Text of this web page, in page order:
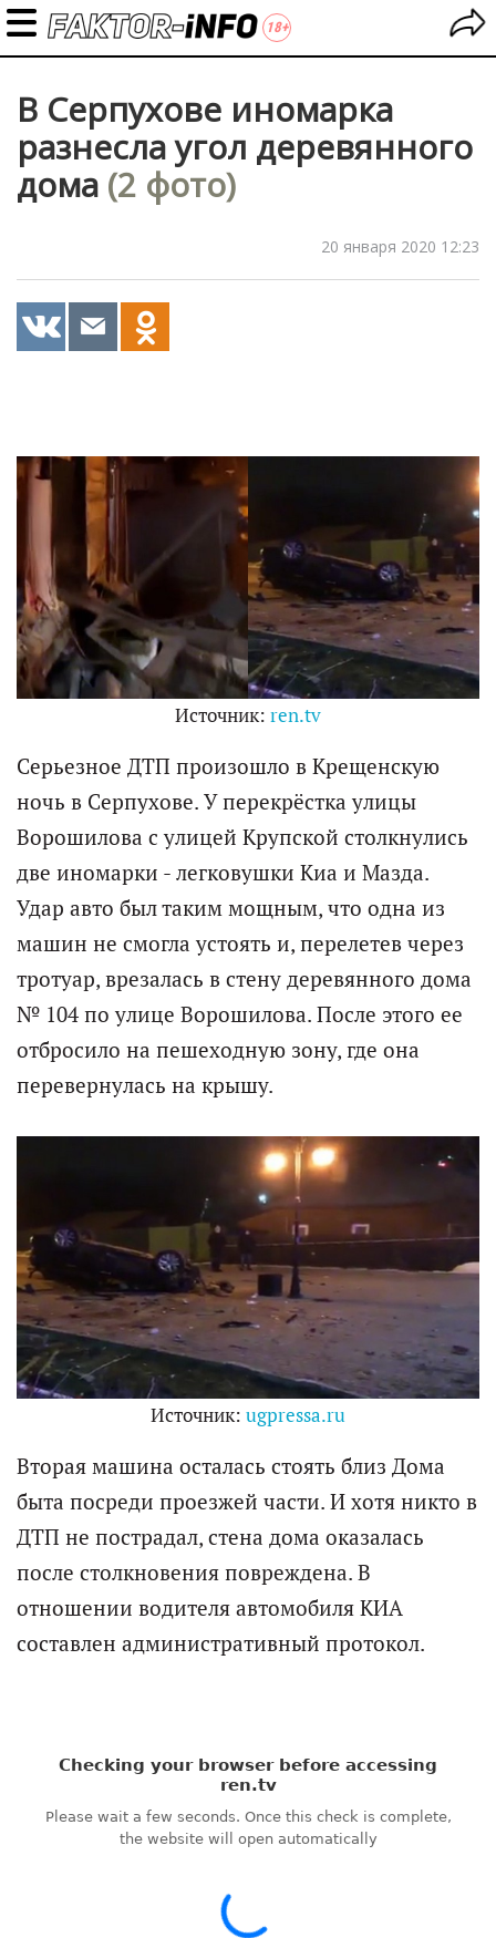
В Серпухове иномарка
разнесла угол деревянного
дома (2 фото)
20 января 2020 12:23
Источник: ren.tv
Серьезное ДТП произошло в Крещенскую
ночь в Серпухове. У перекрёстка улицы
Ворошилова с улицей Крупской столкнулись
две иномарки - легковушки Киа и Мазда.
Удар авто был таким мощным, что одна из
машин не смогла устоять и, перелетев через
тротуар, врезалась в стену деревянного дома
№ 104 по улице Ворошилова. После этого ее
отбросило на пешеходную зону, где она
перевернулась на крышу.
Источник: ugpressa.ru
Вторая машина осталась стоять близ Дома
быта посреди проезжей части. И хотя никто в
ДТП не пострадал, стена дома оказалась
после столкновения повреждена. В
отношении водителя автомобиля КИА
составлен административный протокол.